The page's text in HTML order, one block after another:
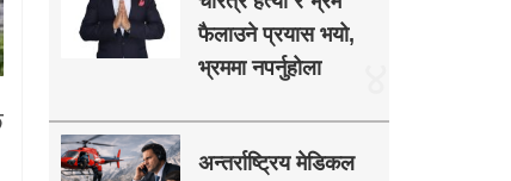
फैलाउने प्रयास भयो,
भ्रममा नपर्नुहोला
अन्तर्राष्ट्रिय मेडिकल